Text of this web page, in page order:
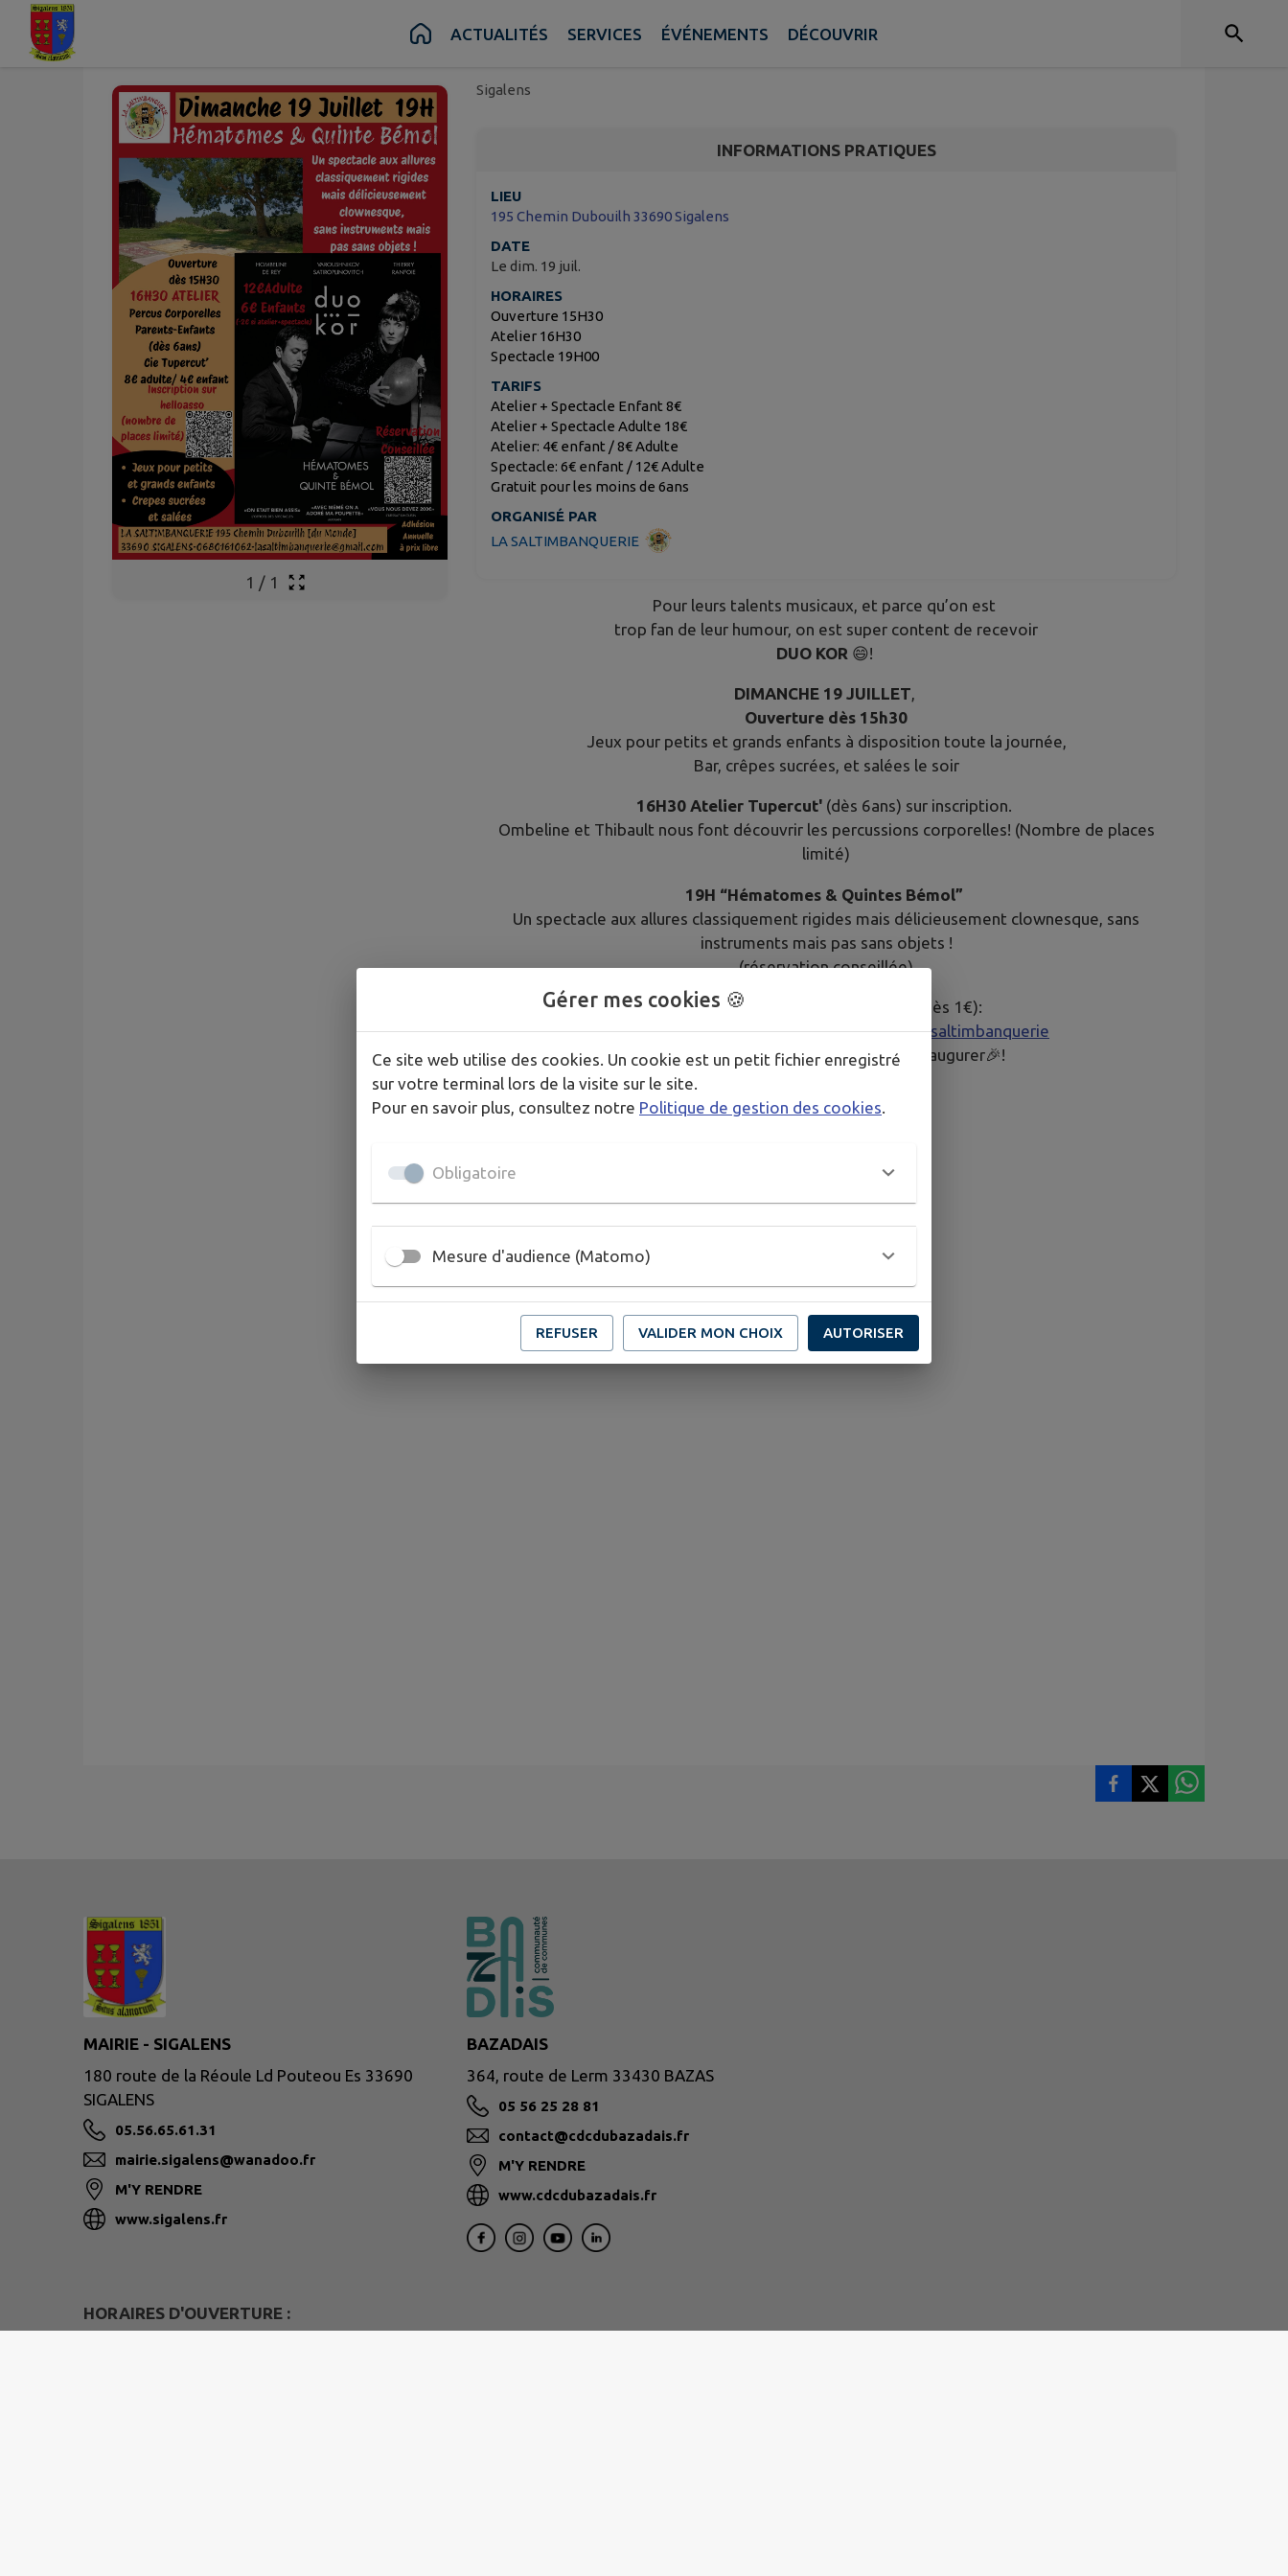
Contenu ACTUALITÉS SERVICES ÉVÉNEMENTS DÉCOUVRIR
1 / 1
Sigalens
Sigalens
INFORMATIONS PRATIQUES
LIEU
195 Chemin Dubouilh 33690 Sigalens
DATE
Le dim. 19 juil.
HORAIRES
Ouverture 15H30
Atelier 16H30
Spectacle 19H00
TARIFS
Atelier + Spectacle Enfant 8€
Atelier + Spectacle Adulte 18€
Atelier: 4€ enfant / 8€ Adulte
Spectacle: 6€ enfant / 12€ Adulte
Gratuit pour les moins de 6ans
ORGANISÉ PAR
LA SALTIMBANQUERIE
Pour leurs talents musicaux, et parce qu’on est
trop fan de leur humour, on est super content de recevoir
DUO KOR 😄!
DIMANCHE 19 JUILLET,
Ouverture dès 15h30
Jeux pour petits et grands enfants à disposition toute la journée,
Bar, crêpes sucrées, et salées le soir
16H30 Atelier Tupercut' (dès 6ans) sur inscription.
Ombeline et Thibault nous font découvrir les percussions corporelles! (Nombre de places
limité)
19H “Hématomes & Quintes Bémol”
Un spectacle aux allures classiquement rigides mais délicieusement clownesque, sans
instruments mais pas sans objets !
(réservation conseillée)
Billetterie et Adhésion
(prix libre dès 1€):
https://www.helloasso.com/associations/la-saltimbanquerie
⚠️Pas de CBmais de beaux jetons à inaugurer🎉!
https://www.instagram.com/la_saltimbanquerie/
MAIRIE - SIGALENS
180 route de la Réoule Ld Pouteou Es 33690
SIGALENS
05.56.65.61.31
mairie.sigalens@wanadoo.fr
M'Y RENDRE
www.sigalens.fr
BAZADAIS
364, route de Lerm 33430 BAZAS
05 56 25 28 81
contact@cdcdubazadais.fr
M'Y RENDRE
www.cdcdubazadais.fr
HORAIRES D'OUVERTURE :
Gérer mes cookies 🍪
Ce site web utilise des cookies. Un cookie est un petit fichier enregistré
sur votre terminal lors de la visite sur le site.
Pour en savoir plus, consultez notre Politique de gestion des cookies
Obligatoire
Mesure d'audience (Matomo)
REFUSER VALIDER MON CHOIX AUTORISER